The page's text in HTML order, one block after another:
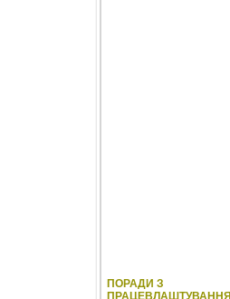
ПОРАДИ З
ПРАЦЕВЛАШТУВАННЯ